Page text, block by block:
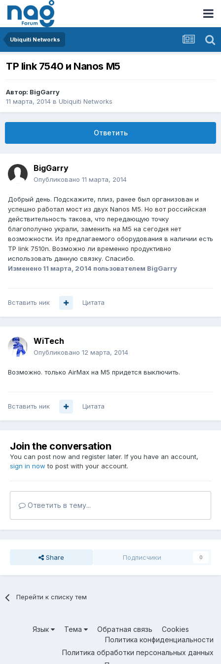
Ubiquiti Networks
TP link 7540 и Nanos M5
Автор: BigGarry
11 марта, 2014 в Ubiquiti Networks
Ответить
BigGarry
Опубликовано 11 марта, 2014
Добрый день. Подскажите, плиз, ранее был организован и
успешно работал мост из двух Nanos M5. Но вот российская
действительность такова, что передающую точку
благополучно украли, заменить на М5 на сегодня нет
возможности. Из предлагаемого оборудования в наличии есть
TP link 7510n. Возможно ли временно продуктивно
использовать данную связку. Спасибо.
Изменено 11 марта, 2014 пользователем BigGarry
Вставить ник Цитата
WiTech
Опубликовано 12 марта, 2014
Возможно. только AirMax на М5 придется выключить.
Вставить ник Цитата
Join the conversation
You can post now and register later. If you have an account,
sign in now to post with your account.
Ответить в тему...
Share Подписчики 0
Перейти к списку тем
Язык Тема Обратная связь
Cookies
Политика конфиденциальности
Политика обработки персональных данных